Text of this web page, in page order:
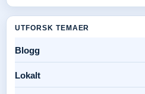
UTFORSK TEMAER
Blogg
Lokalt